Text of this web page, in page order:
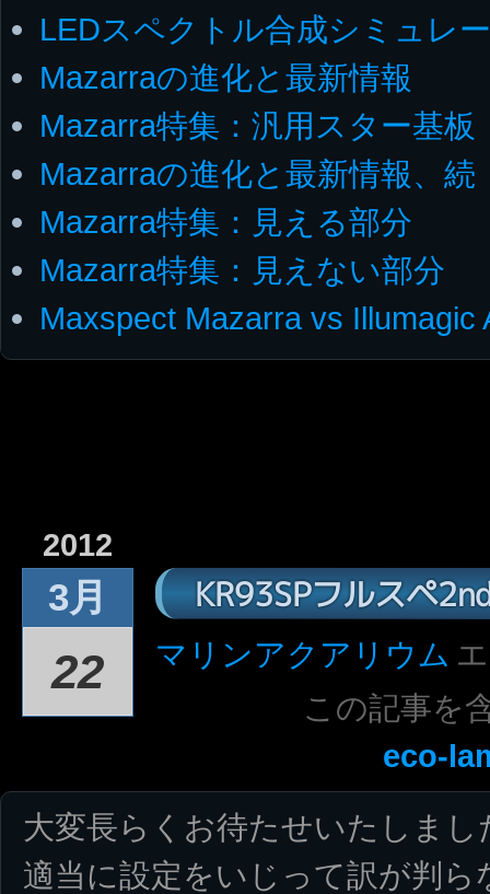
LEDスペクトル合成シミュレ
Mazarraの進化と最新情報
Mazarra特集：汎用スター基板
Mazarraの進化と最新情報、続
Mazarra特集：見える部分
Mazarra特集：見えない部分
Maxspect Mazarra vs Illumagic
2012
3月
22
KR93SPフルスペ
マリンアクアリウム
この記事を
eco-
大変長らくお待たせいたしまし
適当に設定をいじって訳が判